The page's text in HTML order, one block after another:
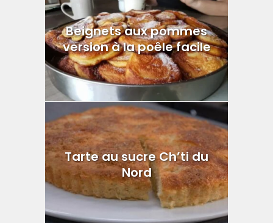
Beignets aux pommes
version à la poêle facile
Tarte au sucre Ch’ti du
Nord